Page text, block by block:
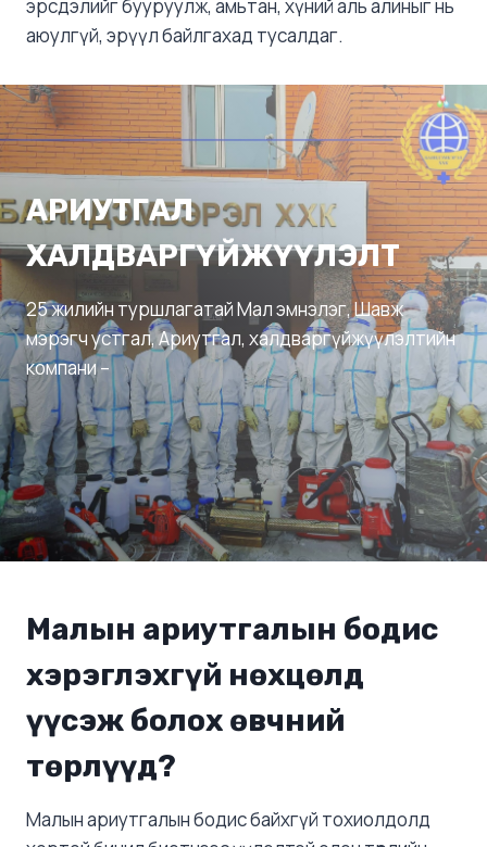
эрсдэлийг бууруулж, амьтан, хүний ​​аль алиныг нь
аюулгүй, эрүүл байлгахад тусалдаг.
АРИУТГАЛ
ХАЛДВАРГҮЙЖҮҮЛЭЛТ
25 жилийн туршлагатай Мал эмнэлэг, Шавж
мэрэгч устгал, Ариутгал, халдваргүйжүүлэлтийн
компани –
Малын ариутгалын бодис
хэрэглэхгүй нөхцөлд
үүсэж болох өвчний
төрлүүд?
Малын ариутгалын бодис байхгүй тохиолдолд